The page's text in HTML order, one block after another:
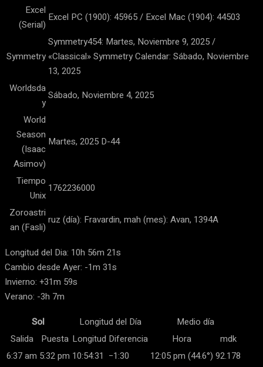
Excel
(Serial)
Excel PC (1900): 45965 / Excel Mac (1904): 44503
Symmetry
Symmetry454: Martes, Noviembre 9, 2025 /
«Classical» Symmetry Calendar: Sábado, Noviembre
13, 2025
Worldsda
y
Sábado, Noviembre 4, 2025
World
Season
(Isaac
Asimov)
Martes, 2025 D-44
Tiempo
Unix
1762236000
Zoroastri
an (Fasli)
ruz (día): Fravardin, mah (mes): Avan, 1394A
Longitud del Dia: 10h 56m 21s
Cambio desde Ayer: -1m 31s
Invierno: +31m 59s
Verano: -3h 7m
Sol
Longitud del Día
Medio día
Salida
Puesta Longitud Diferencia Hora
mdk
6:37 am 5:32 pm 10:54:31 −1:30 12:05 pm (44.6°) 92.178